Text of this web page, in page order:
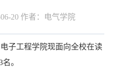
20 作者：电气学院
子工程学院现面向全校在读
名。